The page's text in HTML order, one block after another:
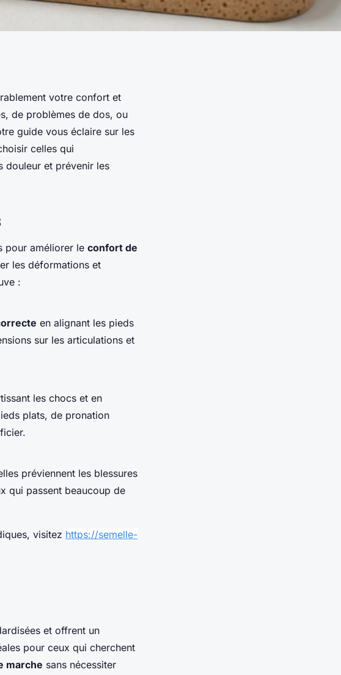
votre confort et
de problèmes de dos, ou
guide vous éclaire sur les
celles qui
douleur et prévenir les
pour améliorer le confort de
les déformations et
:
en alignant les pieds
sur les articulations et
les chocs et en
plats, de pronation
préviennent les blessures
qui passent beaucoup de
visitez https://semelle-
et offrent un
pour ceux qui cherchent
marche sans nécessiter